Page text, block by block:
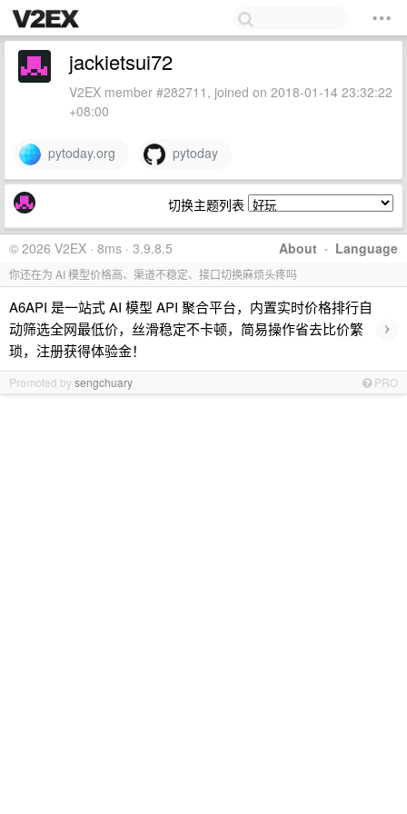
jackietsui72
V2EX member #282711, joined on 2018-01-14 23:32:22
+08:00
pytoday.org pytoday
切换主题列表
About · Language
© 2026 V2EX · 8ms · 3.9.8.5
你还在为 AI 模型价格高、渠道不稳定、接口切换麻烦头疼吗
A6API 是一站式 AI 模型 API 聚合平台，内置实时价格排行自
动筛选全网最低价，丝滑稳定不卡顿，简易操作省去比价繁
琐，注册获得体验金！
›
Promoted bysengchuary PRO